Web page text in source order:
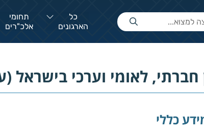
כל
הארגונים
תחומי
אלכ"רים
חברתי, לאומי וערכי בישראל
כללי